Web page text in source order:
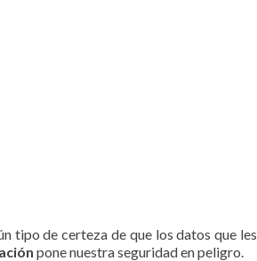
tipo de certeza de que los datos que les
pone nuestra seguridad en peligro.